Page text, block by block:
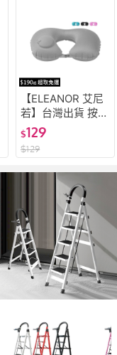
【ELEANOR 艾尼
若】台灣出貨 按壓
充氣枕 充氣枕 旅
行充氣枕 出國頸枕
充氣頸枕 U型枕 登
機枕 露營枕 頸枕
$129
$129